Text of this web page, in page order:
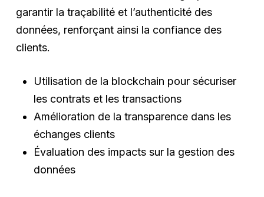
garantir la traçabilité et l’authenticité des
données, renforçant ainsi la confiance des
clients.
Utilisation de la blockchain pour sécuriser
les contrats et les transactions
Amélioration de la transparence dans les
échanges clients
Évaluation des impacts sur la gestion des
données